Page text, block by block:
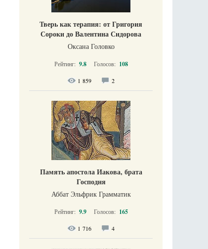
Тверь как терапия: от Григория
Сороки до Валентина Сидорова
Оксана Головко
Рейтинг: 9.8 Голосов: 108
1 859 2
Память апостола Иакова, брата
Господня
Аббат Эльфрик Грамматик
Рейтинг: 9.9 Голосов: 165
1 716 4